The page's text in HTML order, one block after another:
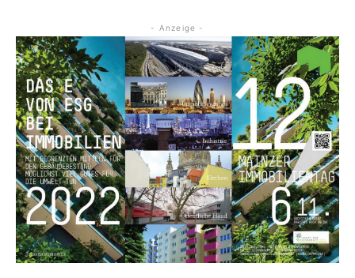
- Anzeige -